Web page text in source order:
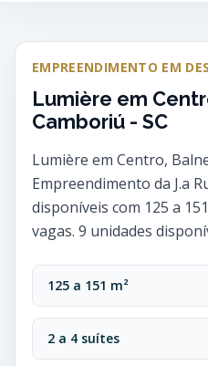
EMPREENDIMENTO EM
Lumière em
Camboriú - SC
Lumière em Centro,
Empreendimento da J.a
disponíveis com 125 a
vagas. 9 unidades
125 a 151 m²
2 a 4 suítes